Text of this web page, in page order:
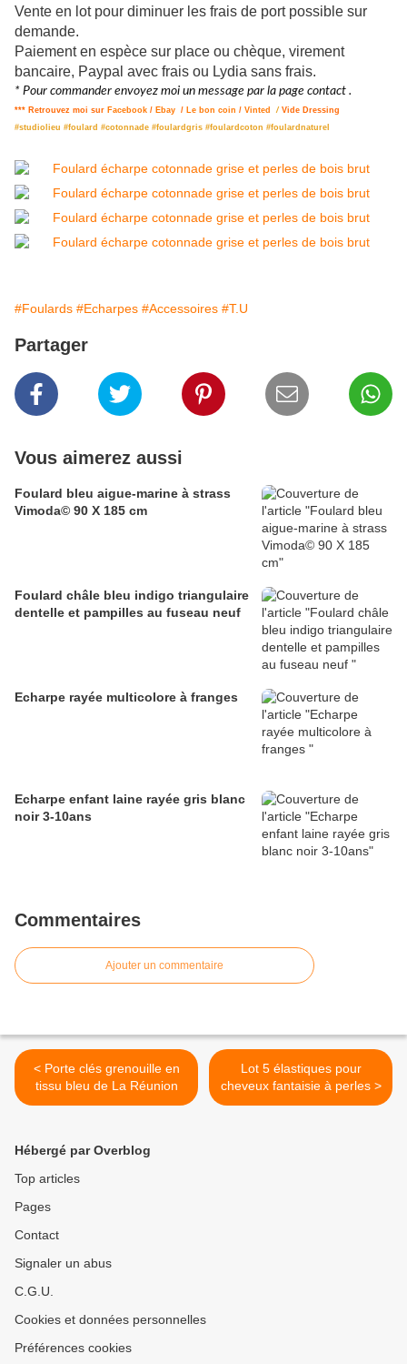
Vente en lot pour diminuer les frais de port possible sur
demande.
Paiement en espèce sur place ou chèque, virement
bancaire, Paypal avec frais ou Lydia sans frais.
* Pour commander envoyez moi un message par la page contact .
*** Retrouvez moi sur Facebook / Ebay / Le bon coin / Vinted / Vide Dressing
#studiolieu #foulard #cotonnade #foulardgris #foulardcoton #foulardnaturel
#Foulards #Echarpes #Accessoires #T.U
Partager
Vous aimerez aussi
Foulard bleu aigue-marine à strass
Vimoda© 90 X 185 cm
Foulard châle bleu indigo triangulaire
dentelle et pampilles au fuseau neuf
Echarpe rayée multicolore à franges
Echarpe enfant laine rayée gris blanc
noir 3-10ans
Commentaires
Ajouter un commentaire
< Porte clés grenouille en
tissu bleu de La Réunion
Lot 5 élastiques pour
cheveux fantaisie à perles >
Hébergé par Overblog
Top articles
Pages
Contact
Signaler un abus
C.G.U.
Cookies et données personnelles
Préférences cookies